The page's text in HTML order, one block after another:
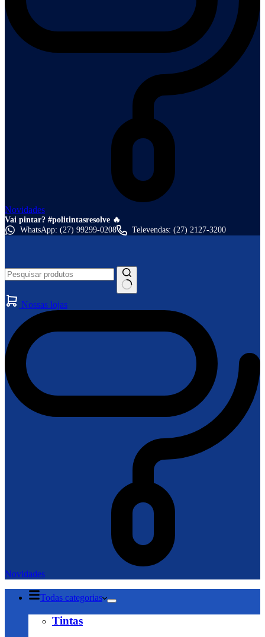
Novidades
Vai pintar? #politintasresolve 🔥
WhatsApp: (27) 99299-0208
Televendas: (27) 2127-3200
Nossas lojas
Novidades
Todas categorias
Tintas